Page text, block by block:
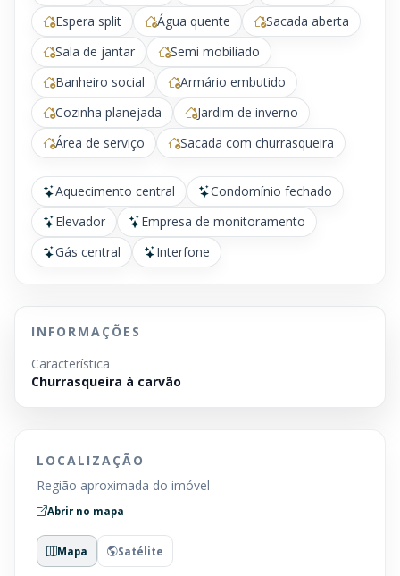
Espera split
Água quente
Sacada aberta
Sala de jantar
Semi mobiliado
Banheiro social
Armário embutido
Cozinha planejada
Jardim de inverno
Área de serviço
Sacada com churrasqueira
Aquecimento central
Condomínio fechado
Elevador
Empresa de monitoramento
Gás central
Interfone
INFORMAÇÕES
Característica
Churrasqueira à carvão
LOCALIZAÇÃO
Região aproximada do imóvel
Abrir no mapa
Mapa Satélite